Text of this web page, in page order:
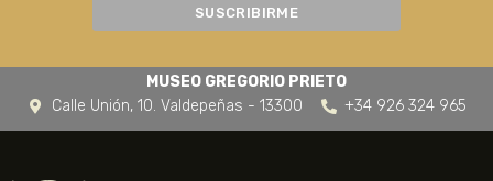
MUSEO GREGORIO PRIETO
Calle Unión, 10. Valdepeñas - 13300
+34 926 324 965